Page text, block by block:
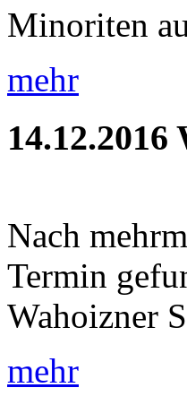
Minoriten
mehr
14.12.2016
Nach
Termin
Wahoizner
mehr